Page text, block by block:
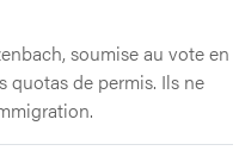
soumise au vote en
quotas de permis. Ils ne